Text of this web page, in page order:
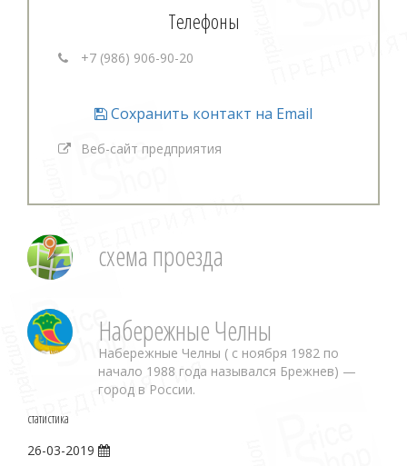
Телефоны
+7 (986) 906-90-20
Сохранить контакт на Email
Веб-сайт предприятия
схема проезда
Набережные Челны
Набережные Челны ( с ноября 1982 по
начало 1988 года назывался Брежнев) —
город в России.
статистика
26-03-2019